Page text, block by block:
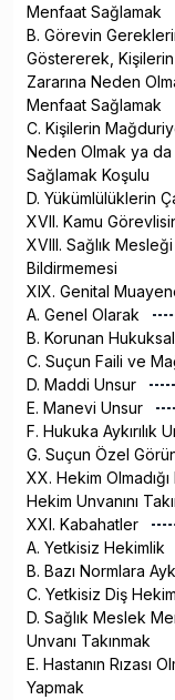
Menfaat Sağlamak
B. Görevin
Göstererek,
Zararına Neden
Menfaat Sağlamak
C. Kişilerin
Neden Olmak ya da
Sağlamak Koşulu
D. Yükümlülüklerin
XVII. Kamu
XVIII. Sağlık
Bildirmemesi
XIX. Genital
A. Genel Olarak
B. Korunan
C. Suçun Faili ve
D. Maddi Unsur
E. Manevi Unsur
F. Hukuka Aykırılık
G. Suçun Özel
XX. Hekim
Hekim Unvanını
XXI. Kabahatler
A. Yetkisiz Hekimlik
B. Bazı Normlara
C. Yetkisiz Diş
D. Sağlık Meslek
Unvanı Takınmak
E. Hastanın Rızası
Yapmak